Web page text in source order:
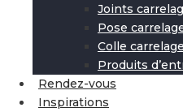
Joints
Pose
Colle carrelage
Produits
Rendez-vous
Inspirations